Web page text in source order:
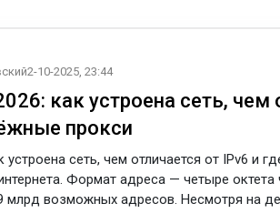
2-10-2025, 23:44
как устроена сеть, чем
прокси
устроена сеть, чем отличается от IPv6 и
Формат адреса — четыре октета
млрд возможных адресов. Несмотря на